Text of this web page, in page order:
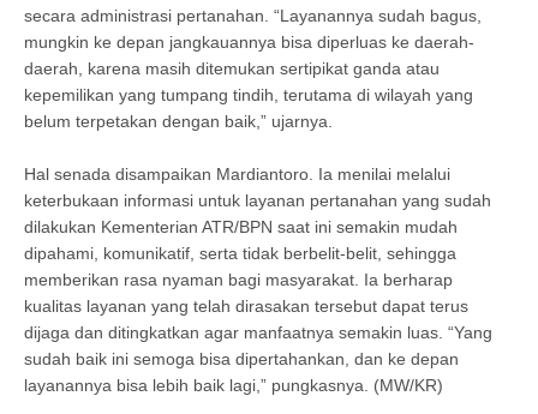
secara administrasi pertanahan. “Layanannya sudah bagus,
mungkin ke depan jangkauannya bisa diperluas ke daerah-
daerah, karena masih ditemukan sertipikat ganda atau
kepemilikan yang tumpang tindih, terutama di wilayah yang
belum terpetakan dengan baik,” ujarnya.
Hal senada disampaikan Mardiantoro. Ia menilai melalui
keterbukaan informasi untuk layanan pertanahan yang sudah
dilakukan Kementerian ATR/BPN saat ini semakin mudah
dipahami, komunikatif, serta tidak berbelit-belit, sehingga
memberikan rasa nyaman bagi masyarakat. Ia berharap
kualitas layanan yang telah dirasakan tersebut dapat terus
dijaga dan ditingkatkan agar manfaatnya semakin luas. “Yang
sudah baik ini semoga bisa dipertahankan, dan ke depan
layanannya bisa lebih baik lagi,” pungkasnya. (MW/KR)